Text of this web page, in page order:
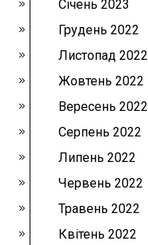
Січень 2023
Грудень 2022
Листопад 2022
Жовтень 2022
Вересень 2022
Серпень 2022
Липень 2022
Червень 2022
Травень 2022
Квітень 2022